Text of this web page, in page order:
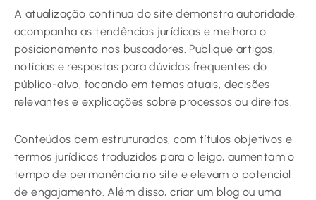
A atualização contínua do site demonstra autoridade,
acompanha as tendências jurídicas e melhora o
posicionamento nos buscadores. Publique artigos,
notícias e respostas para dúvidas frequentes do
público-alvo, focando em temas atuais, decisões
relevantes e explicações sobre processos ou direitos.
Conteúdos bem estruturados, com títulos objetivos e
termos jurídicos traduzidos para o leigo, aumentam o
tempo de permanência no site e elevam o potencial
de engajamento. Além disso, criar um blog ou uma